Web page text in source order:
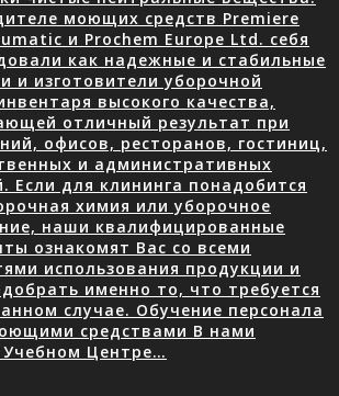
моющих средств Premiere
и Prochem Europe Ltd. себя
как надежные и стабильные
и изготовители уборочной
высокого качества,
отличный результат при
офисов, ресторанов, гостиниц,
и административных
Если для клининга понадобится
химия или уборочное
наши квалифицированные
ознакомят Вас со всеми
использования продукции и
именно то, что требуется
случае. Обучение персонала
средствами В нами
Центре…